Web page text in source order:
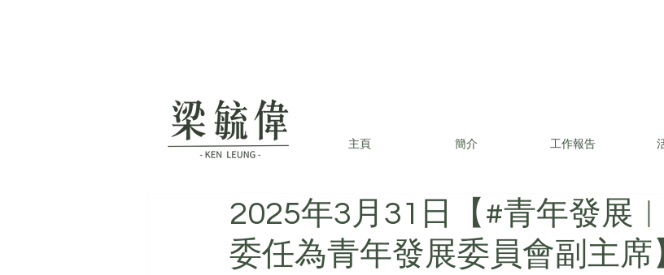
主頁 簡介 工作報告
2025年3月31日【#青年發展
委任為青年發展委員會副主席